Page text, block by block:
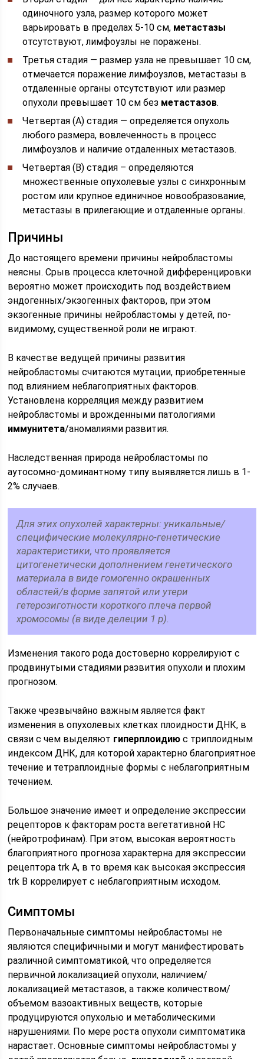
одиночного узла, размер которого может
варьировать в пределах 5-10 см, метастазы
отсутствуют, лимфоузлы не поражены.
Третья стадия — размер узла не превышает 10 см,
отмечается поражение лимфоузлов, метастазы в
отдаленные органы отсутствуют или размер
опухоли превышает 10 см без метастазов.
Четвертая (А) стадия — определяется опухоль
любого размера, вовлеченность в процесс
лимфоузлов и наличие отдаленных метастазов.
Четвертая (B) стадия – определяются
множественные опухолевые узлы с синхронным
ростом или крупное единичное новообразование,
метастазы в прилегающие и отдаленные органы.
Причины
До настоящего времени причины нейробластомы
неясны. Срыв процесса клеточной дифференцировки
вероятно может происходить под воздействием
эндогенных/экзогенных факторов, при этом
экзогенные причины нейробластомы у детей, по-
видимому, существенной роли не играют.
В качестве ведущей причины развития
нейробластомы считаются мутации, приобретенные
под влиянием неблагоприятных факторов.
Установлена корреляция между развитием
нейробластомы и врожденными патологиями
иммунитета/аномалиями развития.
Наследственная природа нейробластомы по
аутосомно-доминантному типу выявляется лишь в 1-
2% случаев.
Для этих опухолей характерны: уникальные/
специфические молекулярно-генетические
характеристики, что проявляется
цитогенетически дополнением генетического
материала в виде гомогенно окрашенных
областей/в форме запятой или утери
гетерозиготности короткого плеча первой
хромосомы (в виде делеции 1 р).
Изменения такого рода достоверно коррелируют с
продвинутыми стадиями развития опухоли и плохим
прогнозом.
Также чрезвычайно важным является факт
изменения в опухолевых клетках плоидности ДНК, в
связи с чем выделяют гиперплоидию с триплоидным
индексом ДНК, для которой характерно благоприятное
течение и тетраплоидные формы с неблагоприятным
течением.
Большое значение имеет и определение экспрессии
рецепторов к факторам роста вегетативной НС
(нейротрофинам). При этом, высокая вероятность
благоприятного прогноза характерна для экспрессии
рецептора trk A, в то время как высокая экспрессия
trk B коррелирует с неблагоприятным исходом.
Симптомы
Первоначальные симптомы нейробластомы не
являются специфичными и могут манифестировать
различной симптоматикой, что определяется
первичной локализацией опухоли, наличием/
локализацией метастазов, а также количеством/
объемом вазоактивных веществ, которые
продуцируются опухолью и метаболическими
нарушениями. По мере роста опухоли симптоматика
нарастает. Основные симптомы нейробластомы у